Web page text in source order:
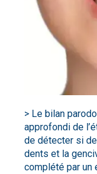
> Le bilan
approfondi de
de détecter si
dents et la
complété par un